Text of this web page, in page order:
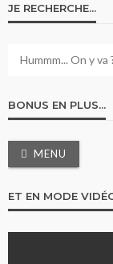
JE RECHERCHE…
BONUS EN PLUS…
MENU
ET EN MODE